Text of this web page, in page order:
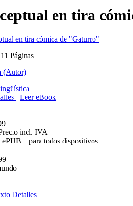
en tira
Páginas
(Autor)
Leer eBook
incl. IVA
– para todos dispositivos
Detalles